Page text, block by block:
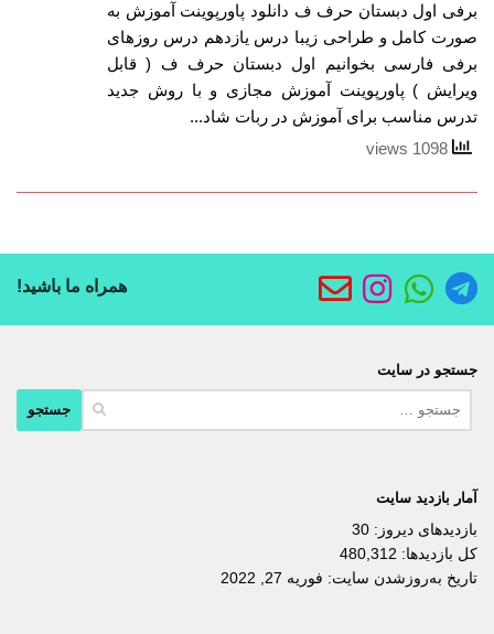
برفی اول دبستان حرف ف دانلود پاورپوینت آموزش به
صورت کامل و طراحی زیبا درس یازدهم درس روزهای
برفی فارسی بخوانیم اول دبستان حرف ف ( قابل
ویرایش ) پاورپوینت آموزش مجازی و با روش جدید
تدرس مناسب برای آموزش در ربات شاد...
همراه ما باشید!
جستجو در سایت
آمار بازدید سایت
بازدیدهای دیروز: 30
کل بازدیدها: 480,312
تاریخ به‌روزشدن سایت: فوریه 27, 2022